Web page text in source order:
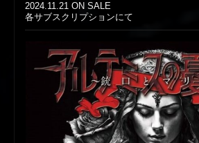
2024.11.21 ON SALE
各サブスクリプションにて